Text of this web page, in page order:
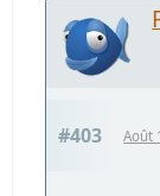
#403 Août